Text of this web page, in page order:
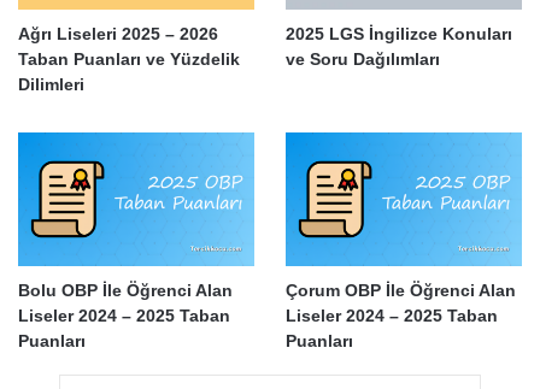
Ağrı Liseleri 2025 – 2026
Taban Puanları ve Yüzdelik
Dilimleri
2025 LGS İngilizce Konuları
ve Soru Dağılımları
Bolu OBP İle Öğrenci Alan
Liseler 2024 – 2025 Taban
Puanları
Çorum OBP İle Öğrenci Alan
Liseler 2024 – 2025 Taban
Puanları